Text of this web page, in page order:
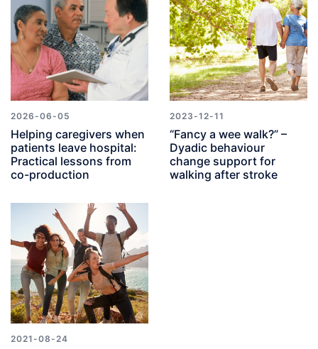
2026-06-05
Helping caregivers when
patients leave hospital:
Practical lessons from
co-production
2023-12-11
“Fancy a wee walk?” –
Dyadic behaviour
change support for
walking after stroke
2021-08-24